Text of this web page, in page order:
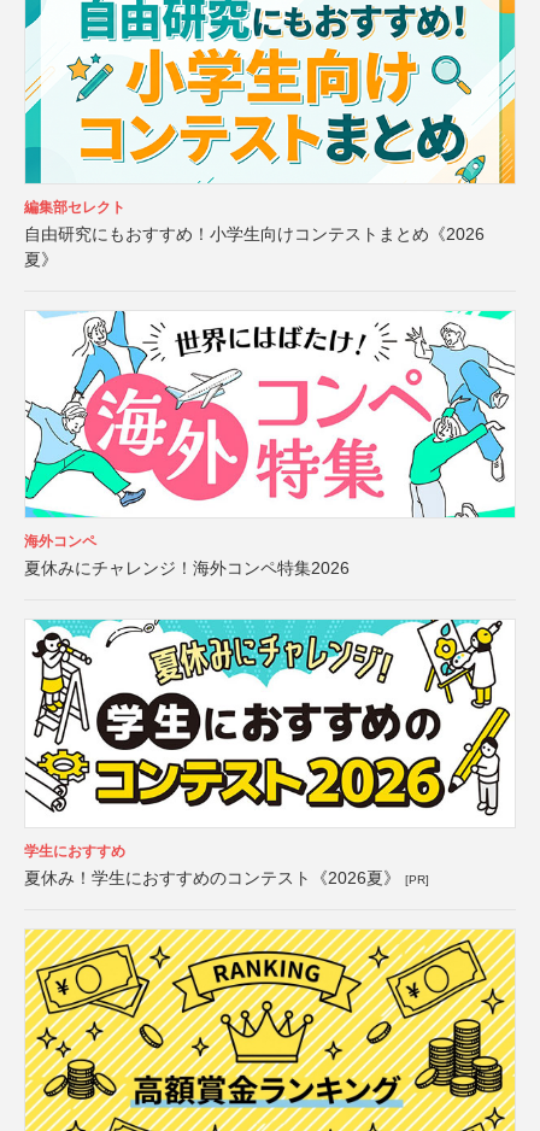
編集部セレクト
自由研究にもおすすめ！小学生向けコンテストまとめ《2026
夏》
海外コンペ
夏休みにチャレンジ！海外コンペ特集2026
学生におすすめ
夏休み！学生におすすめのコンテスト《2026夏》 [PR]